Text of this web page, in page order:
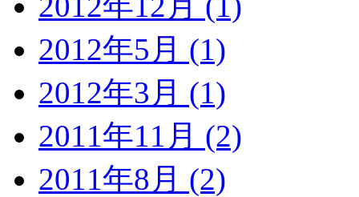
2012年5月 (1)
2012年3月 (1)
2011年11月 (2)
2011年8月 (2)